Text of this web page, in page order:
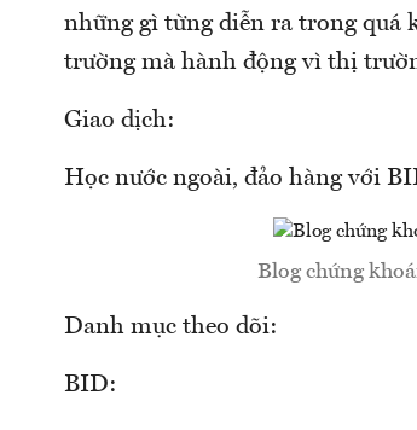
những gì từng diễn ra trong quá
trường mà hành động vì thị
Giao dịch:
Học nước ngoài, đảo hàng với
Blog chứng
Danh mục theo dõi:
BID: